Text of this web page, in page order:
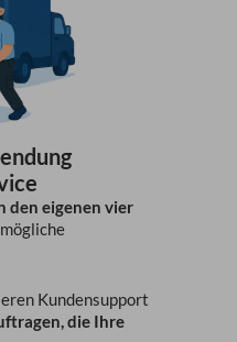
den eigenen vier
Kundensupport
die Ihre